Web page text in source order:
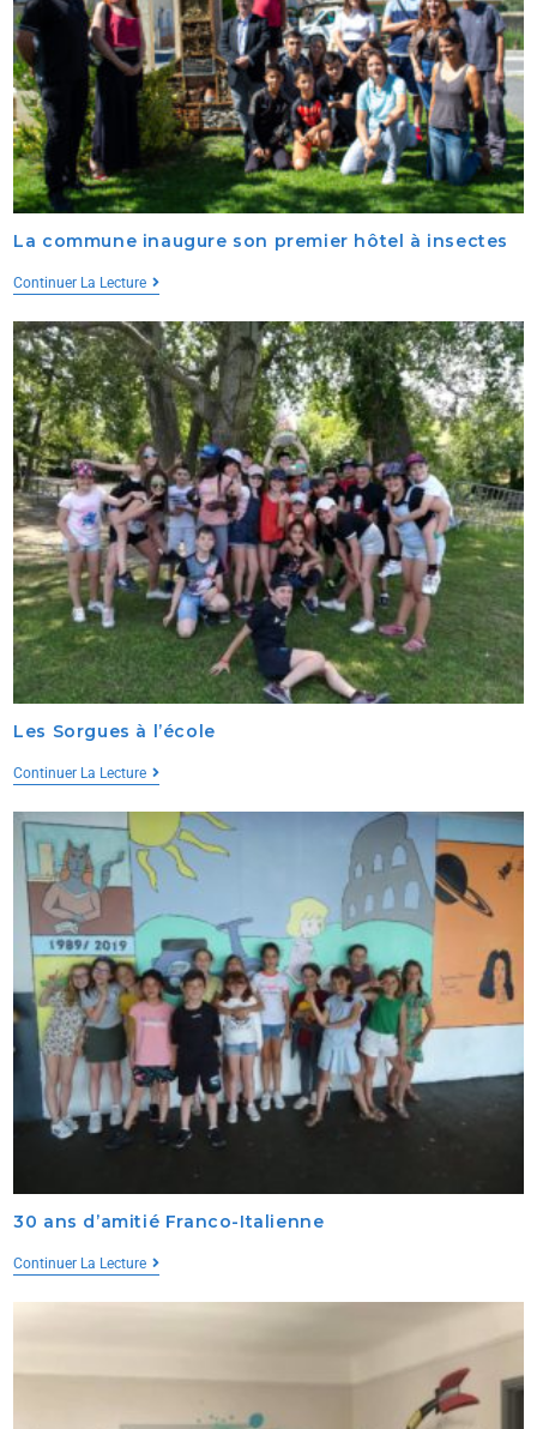
La commune inaugure son premier hôtel à insectes
Continuer La Lecture
Les Sorgues à l’école
Continuer La Lecture
30 ans d’amitié Franco-Italienne
Continuer La Lecture